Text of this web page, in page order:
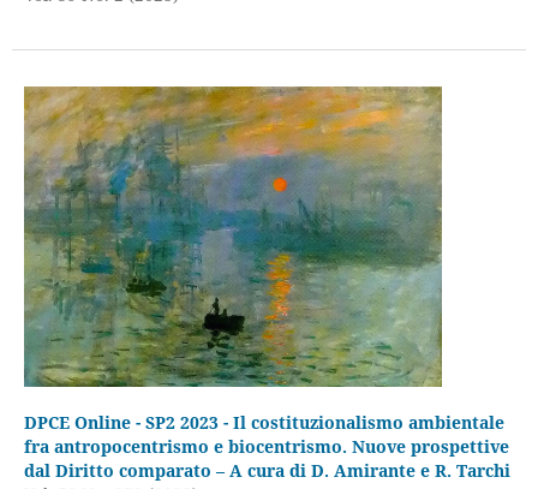
DPCE Online - SP2 2023 - Il costituzionalismo ambientale
fra antropocentrismo e biocentrismo. Nuove prospettive
dal Diritto comparato – A cura di D. Amirante e R. Tarchi